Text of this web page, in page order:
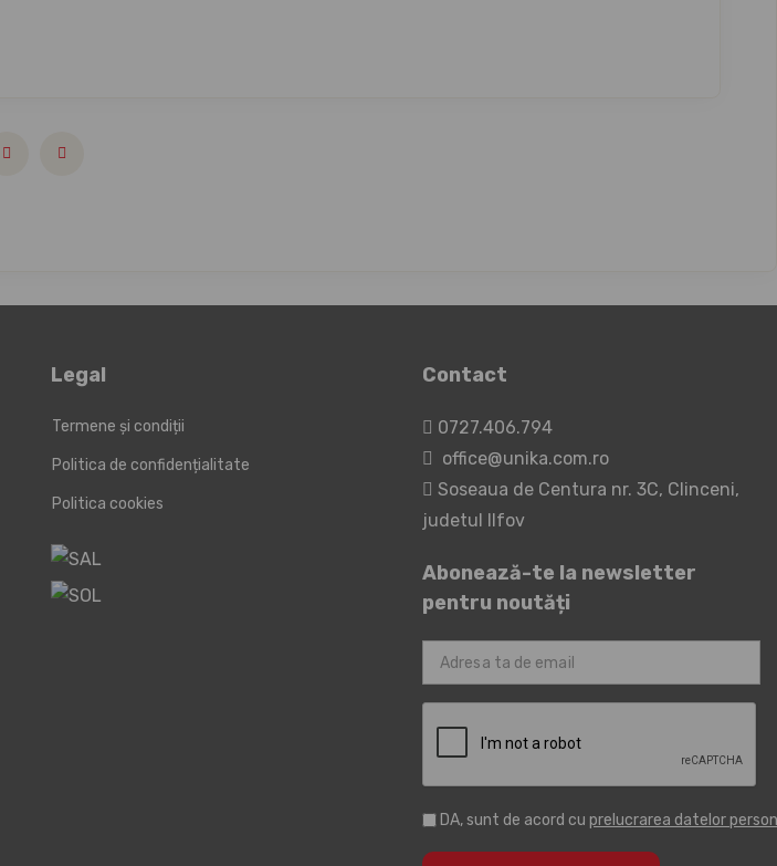
Legal
Termene și condiții
Politica de confidențialitate
Politica cookies
Contact
0727.406.794
office@unika.com.ro
Soseaua de Centura nr. 3C, Clinceni,
judetul Ilfov
Abonează-te la newsletter
pentru noutăți
DA, sunt de acord cu prelucrarea datelor